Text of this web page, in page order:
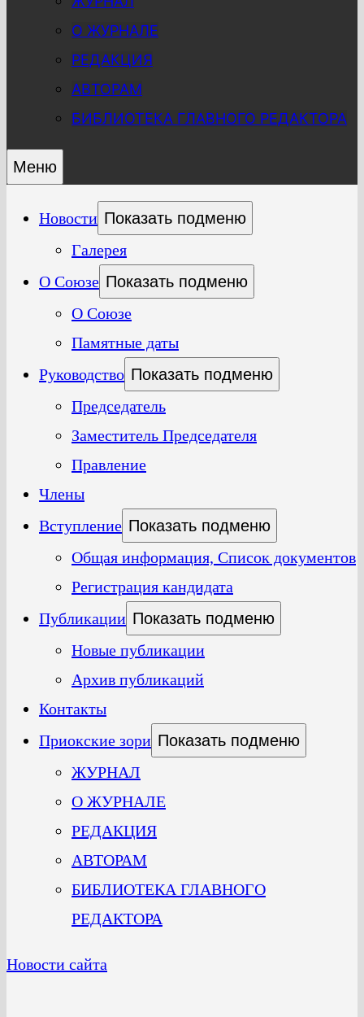
О ЖУРНАЛЕ
РЕДАКЦИЯ
АВТОРАМ
БИБЛИОТЕКА ГЛАВНОГО РЕДАКТОРА
Меню
Новости Показать подменю
Галерея
О Союзе Показать подменю
О Союзе
Памятные даты
Руководство Показать подменю
Председатель
Заместитель Председателя
Правление
Члены
Вступление Показать подменю
Общая информация, Список документов
Регистрация кандидата
Публикации Показать подменю
Новые публикации
Архив публикаций
Контакты
Приокские зори Показать подменю
ЖУРНАЛ
О ЖУРНАЛЕ
РЕДАКЦИЯ
АВТОРАМ
БИБЛИОТЕКА ГЛАВНОГО
РЕДАКТОРА
Новости сайта